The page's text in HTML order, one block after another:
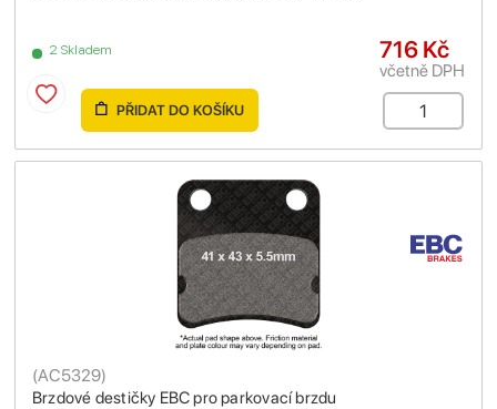
2 Skladem 716 Kč
včetně DPH
PŘIDAT DO KOŠÍKU
Brzdové destičky EBC pro parkovací brzdu
(AC5329)